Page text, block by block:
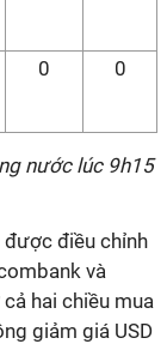
0 0
nước lúc 9h15
được điều chỉnh
và
hai chiều mua
giảm giá USD